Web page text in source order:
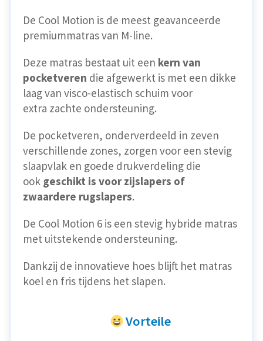
De Cool Motion is de meest geavanceerde
premiummatras van M-line.
Deze matras bestaat uit een kern van
pocketveren die afgewerkt is met een dikke
laag van visco-elastisch schuim voor
extra zachte ondersteuning.
De pocketveren, onderverdeeld in zeven
verschillende zones, zorgen voor een stevig
slaapvlak en goede drukverdeling die
ook geschikt is voor zijslapers of
zwaardere rugslapers.
De Cool Motion 6 is een stevig hybride matras
met uitstekende ondersteuning.
Dankzij de innovatieve hoes blijft het matras
koel en fris tijdens het slapen.
Vorteile